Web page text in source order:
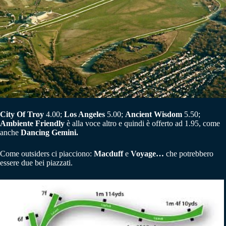
City Of Troy 4.00; Los Angeles 5.00; Ancient Wisdom 5.50;
Ambiente Friendly è alla voce altro e quindi è offerto ad 1.95, come
anche Dancing Gemini.
Come outsiders ci piacciono: Macduffe Voyage… che potrebbero
essere due bei piazzati.